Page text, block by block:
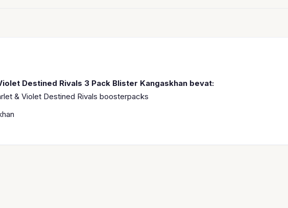
Destined Rivals 3 Pack Blister Kangaskhan bevat:
& Violet Destined Rivals boosterpacks